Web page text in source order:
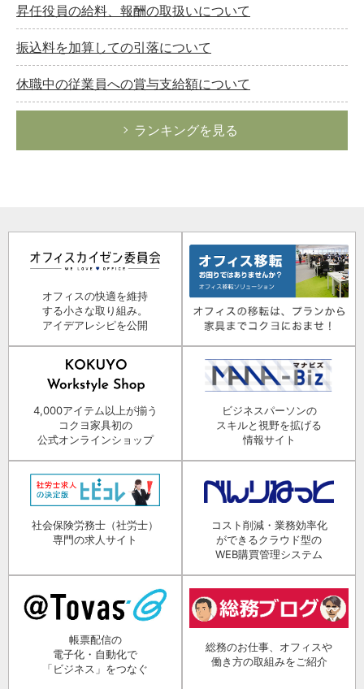
昇任役員の給料、報酬の取扱いについて
振込料を加算しての引落について
休職中の従業員への賞与支給額について
ランキングを見る
オフィスの快適を維持
する小さな取り組み。
アイデアレシピを公開
4,000アイテム以上が揃う
コクヨ家具初の
公式オンラインショップ
ビジネスパーソンの
スキルと視野を拡げる
情報サイト
社会保険労務士（社労士）
専門の求人サイト
コスト削減・業務効率化
ができるクラウド型の
WEB購買管理システム
帳票配信の
電子化・自動化で
「ビジネス」をつなぐ
総務のお仕事、オフィスや
働き方の取組みをご紹介